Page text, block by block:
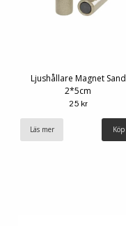
Ljushållare Magnet Sand
2*5cm
25 kr
Läs mer